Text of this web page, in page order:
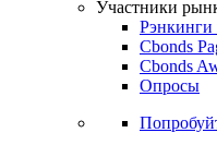
Участники
Рэнкинги
Cbonds
Cbonds
Опросы